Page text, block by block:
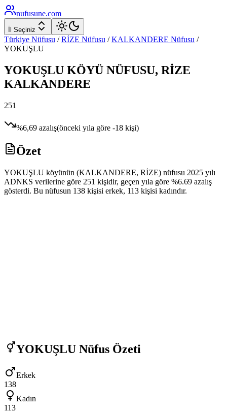
nufusune.com
İl Seçiniz
Türkiye Nüfusu / RİZE Nüfusu / KALKANDERE Nüfusu /
YOKUŞLU
YOKUŞLU KÖYÜ NÜFUSU, RİZE
KALKANDERE
251
%6,69 azalış(önceki yıla göre -18 kişi)
Özet
YOKUŞLU köyünün (KALKANDERE, RİZE) nüfusu 2025 yılı
ADNKS verilerine göre 251 kişidir, geçen yıla göre %6.69 azalış
gösterdi. Bu nüfusun 138 kişisi erkek, 113 kişisi kadındır.
YOKUŞLU Nüfus Özeti
Erkek
138
Kadın
113